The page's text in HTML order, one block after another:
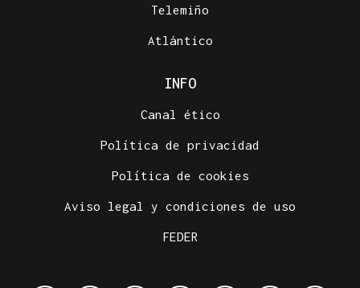
Telemiño
Atlántico
INFO
Canal ético
Política de privacidad
Política de cookies
Aviso legal y condiciones de uso
FEDER